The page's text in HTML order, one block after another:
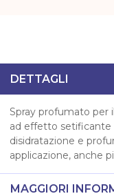
DETTAGLI
Spray profumato
ad effetto setificante
disidratazione e
applicazione, anche
MAGGIORI